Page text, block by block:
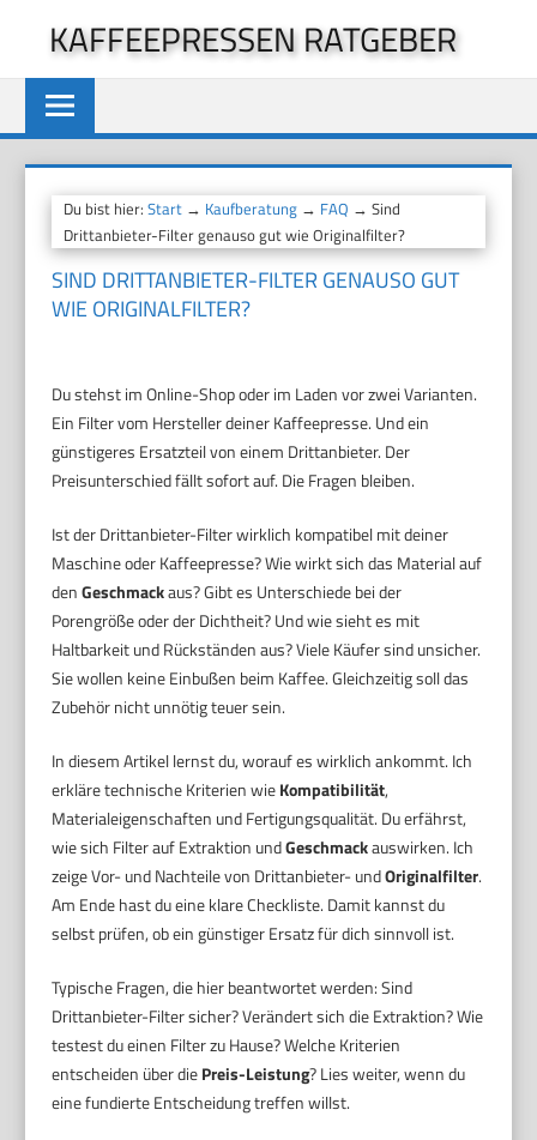
springen
KAFFEEPRESSEN RATGEBER
Du bist hier:Start → Kaufberatung → FAQ → Sind
Drittanbieter-Filter genauso gut wie Originalfilter?
SIND DRITTANBIETER-FILTER GENAUSO GUT
WIE ORIGINALFILTER?
Du stehst im Online-Shop oder im Laden vor zwei Varianten.
Ein Filter vom Hersteller deiner Kaffeepresse. Und ein
günstigeres Ersatzteil von einem Drittanbieter. Der
Preisunterschied fällt sofort auf. Die Fragen bleiben.
Ist der Drittanbieter-Filter wirklich kompatibel mit deiner
Maschine oder Kaffeepresse? Wie wirkt sich das Material auf
denGeschmackaus? Gibt es Unterschiede bei der
Porengröße oder der Dichtheit? Und wie sieht es mit
Haltbarkeit und Rückständen aus? Viele Käufer sind unsicher.
Sie wollen keine Einbußen beim Kaffee. Gleichzeitig soll das
Zubehör nicht unnötig teuer sein.
In diesem Artikel lernst du, worauf es wirklich ankommt. Ich
erkläre technische Kriterien wieKompatibilität,
Materialeigenschaften und Fertigungsqualität. Du erfährst,
wie sich Filter auf Extraktion undGeschmackauswirken. Ich
zeige Vor- und Nachteile von Drittanbieter- undOriginalfilter.
Am Ende hast du eine klare Checkliste. Damit kannst du
selbst prüfen, ob ein günstiger Ersatz für dich sinnvoll ist.
Typische Fragen, die hier beantwortet werden: Sind
Drittanbieter-Filter sicher? Verändert sich die Extraktion? Wie
testest du einen Filter zu Hause? Welche Kriterien
entscheiden über diePreis-Leistung? Lies weiter, wenn du
eine fundierte Entscheidung treffen willst.